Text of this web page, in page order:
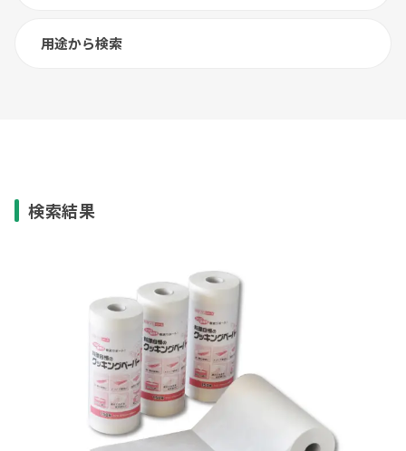
用途から検索
検索結果